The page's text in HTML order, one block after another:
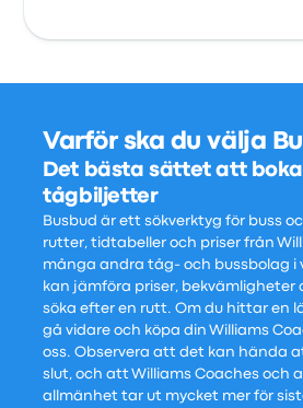
Varför ska du välja
Det bästa sättet att
tågbiljetter
Busbud är ett sökverktyg för buss
rutter, tidtabeller och priser från
många andra tåg- och bussbolag i
kan jämföra priser, bekvämligheter
söka efter en rutt. Om du hittar en
gå vidare och köpa din Williams
oss. Observera att det kan hända
slut, och att Williams Coaches och
allmänhet tar ut mycket mer för